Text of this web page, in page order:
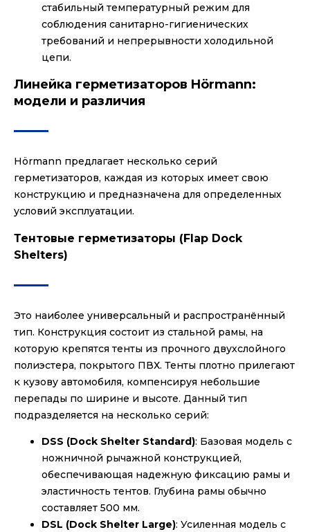
стабильный температурный режим для
соблюдения санитарно-гигиенических
требований и непрерывности холодильной
цепи.
Линейка герметизаторов Hörmann:
модели и различия
Hörmann предлагает несколько серий
герметизаторов, каждая из которых имеет свою
конструкцию и предназначена для определенных
условий эксплуатации.
Тентовые герметизаторы (Flap Dock
Shelters)
Это наиболее универсальный и распространённый
тип. Конструкция состоит из стальной рамы, на
которую крепятся тенты из прочного двухслойного
полиэстера, покрытого ПВХ. Тенты плотно прилегают
к кузову автомобиля, компенсируя небольшие
перепады по ширине и высоте. Данный тип
подразделяется на несколько серий:
DSS (Dock Shelter Standard): Базовая модель с
ножничной рычажной конструкцией,
обеспечивающая надежную фиксацию рамы и
эластичность тентов. Глубина рамы обычно
составляет 500 мм.
DSL (Dock Shelter Large): Усиленная модель с